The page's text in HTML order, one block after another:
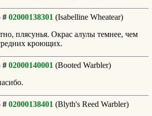
# 02000138301 (Isabelline Wheatear)
плясунья. Окрас алулы темнее, чем
кроющих.
# 02000140001 (Booted Warbler)
# 02000138401 (Blyth's Reed Warbler)